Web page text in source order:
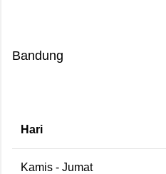
Bandung
Hari
Kamis - Jumat